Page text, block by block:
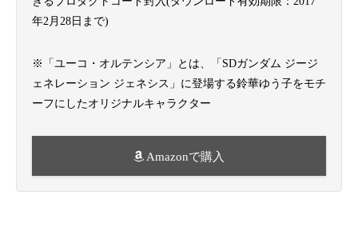
年2月28日まで)
※「ユーコ・オルテンシア」とは、「SDガンダム ジージ
ェネレーション ジェネシス」に登場する鈴華ゆう子をモチ
ーフにしたオリジナルキャラクター
Amazonで購入